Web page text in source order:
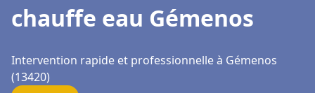
chauffe eau Gémenos
Intervention rapide et professionnelle à Gémenos
(13420)